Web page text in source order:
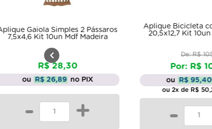
Aplique Bicicleta com Cestinha G
20,5x12,7 Kit 10un Mdf Madeira
ou
-